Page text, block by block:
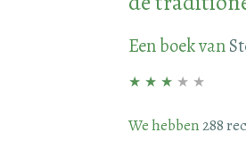
Een boek van
★ ★ ★ ★ ★
We hebben288